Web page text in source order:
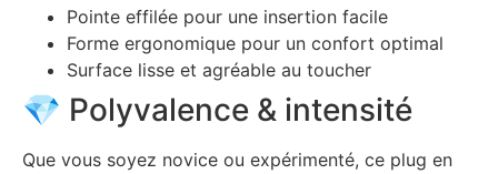
Pointe effilée pour une insertion facile
Forme ergonomique pour un confort optimal
Surface lisse et agréable au toucher
💎 Polyvalence & intensité
Que vous soyez novice ou expérimenté, ce plug en